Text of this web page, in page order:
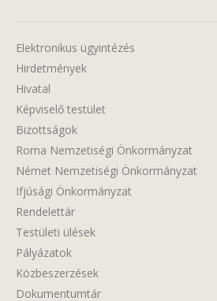
Elektronikus ügyintézés
Hirdetmények
Hivatal
Képviselő testület
Bizottságok
Roma Nemzetiségi Önkormányzat
Német Nemzetiségi Önkormányzat
Ifjúsági Önkormányzat
Rendelettár
Testületi ülések
Pályázatok
Közbeszerzések
Dokumentumtár